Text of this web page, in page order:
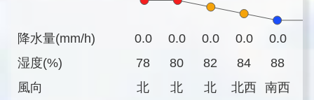
降水量(mm/h)
湿度(%)
風向
0.0 0.0 0.0 0.0 0.0
78
80 82 84 88
北
北 北 北西 南西